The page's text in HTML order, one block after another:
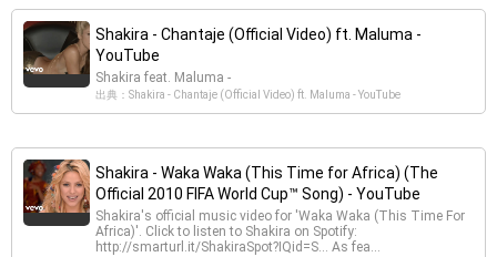
Shakira - Chantaje (Official Video) ft. Maluma -
YouTube
Shakira feat. Maluma -
出典：Shakira - Chantaje (Official Video) ft. Maluma - YouTube
Shakira - Waka Waka (This Time for Africa) (The
Official 2010 FIFA World Cup™ Song) - YouTube
Shakira's official music video for 'Waka Waka (This Time For
Africa)'. Click to listen to Shakira on Spotify:
http://smarturl.it/ShakiraSpot?IQid=S... As fea...